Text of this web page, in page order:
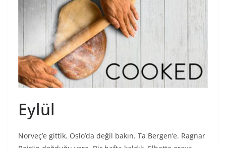
Eylül
Norveç’e gittik. Oslo’da değil bakın. Ta Bergen’e. Ragnar